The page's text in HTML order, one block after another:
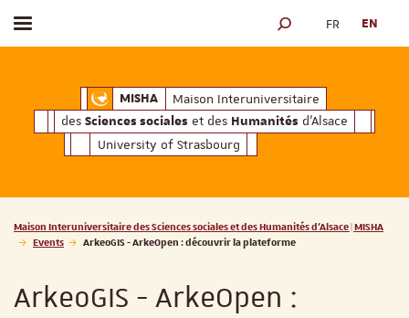
MISHAMaison Interuniversitaire des
Maison Interuniversitaire
des Sciences sociales et des Humanités d'Alsace
University of Strasbourg
Toggle menu SEARCH ENGINE
FR EN
Vous êtes ici :
Maison Interuniversitaire des Sciences sociales et des Humanités d'Alsace | MISHA
Events
ArkeoGIS - ArkeOpen : découvrir la plateforme
ArkeoGIS - ArkeOpen :